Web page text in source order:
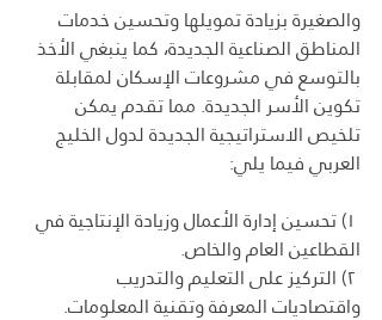
والصغيرة بزيادة تمويلها وتحسين خدمات
المناطق الصناعية الجديدة، كما ينبغي الأخذ
بالتوسع في مشروعات الإسكان لمقابلة
تكوين الأسر الجديدة. مما تقدم يمكن
تلخيص الاستراتيجية الجديدة لدول الخليج
العربي فيما يلي:
۱) تحسين إدارة الأعمال وزيادة الإنتاجية في
القطاعين العام والخاص.
۲) التركيز على التعليم والتدريب
واقتصاديات المعرفة وتقنية المعلومات.